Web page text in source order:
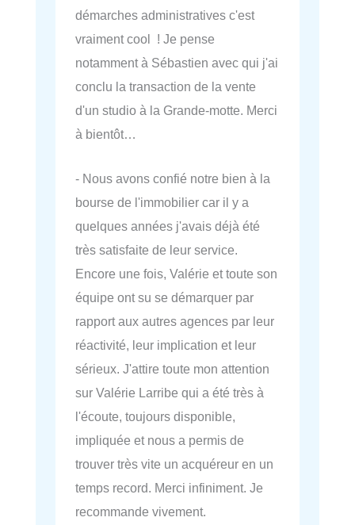
démarches administratives c'est
vraiment cool ! Je pense
notamment à Sébastien avec qui j'ai
conclu la transaction de la vente
d'un studio à la Grande-motte. Merci
à bientôt…
- Nous avons confié notre bien à la
bourse de l'immobilier car il y a
quelques années j'avais déjà été
très satisfaite de leur service.
Encore une fois, Valérie et toute son
équipe ont su se démarquer par
rapport aux autres agences par leur
réactivité, leur implication et leur
sérieux. J'attire toute mon attention
sur Valérie Larribe qui a été très à
l'écoute, toujours disponible,
impliquée et nous a permis de
trouver très vite un acquéreur en un
temps record. Merci infiniment. Je
recommande vivement.